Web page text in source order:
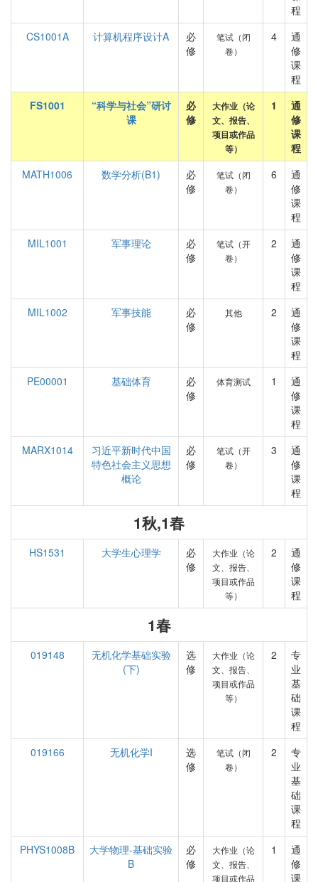
程
CS1001A
计算机程序设计A
必
修
笔试（闭
卷）
4
通
修
课
程
FS1001
“科学与社会”研讨
课
必
修
大作业（论
文、报告、
项目或作品
等）
1
通
修
课
程
MATH1006
数学分析(B1)
必
修
笔试（闭
卷）
6
通
修
课
程
MIL1001
军事理论
必
修
笔试（开
卷）
2
通
修
课
程
MIL1002
军事技能
必
修
其他 2
通
修
课
程
PE00001
基础体育
必
修
体育测试 1
通
修
课
程
MARX1014
习近平新时代中国
特色社会主义思想
概论
必
修
笔试（开
卷）
3
通
修
课
程
1秋,1春
HS1531 大学生心理学
必
修
大作业（论
文、报告、
项目或作品
等）
2
通
修
课
程
1春
019148
无机化学基础实验
(下)
选
修
大作业（论
文、报告、
项目或作品
等）
2
专
业
基
础
课
程
019166
无机化学I
选
修
笔试（闭
卷）
2
专
业
基
础
课
程
PHYS1008B
大学物理-基础实验
B
必
修
大作业（论
文、报告、
项目或作品
1
通
修
课